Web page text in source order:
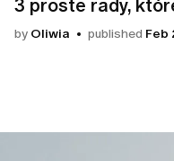
3 proste rady,
by Oliwia published Feb